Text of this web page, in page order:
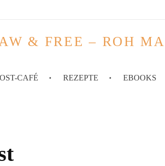
& FREE – ROH
CAFÉ REZEPTE EBOOKS